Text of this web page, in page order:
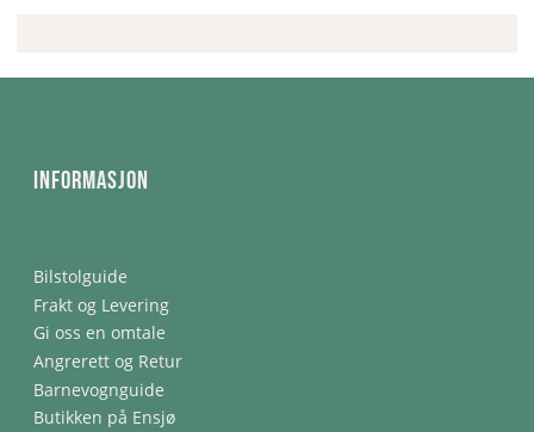
Informasjon
Bilstolguide
Frakt og Levering
Gi oss en omtale
Angrerett og Retur
Barnevognguide
Butikken på Ensjø